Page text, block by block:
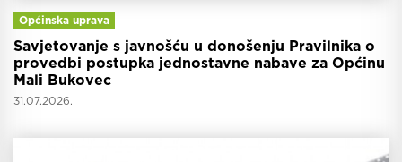
Općinska uprava
Savjetovanje s javnošću u donošenju Pravilnika o
provedbi postupka jednostavne nabave za Općinu
Mali Bukovec
31.07.2026.